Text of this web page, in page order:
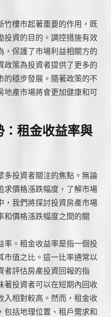
竹樓市起著重要的作用，既
投資的目的。調控措施有效
，保護了市場利益相關方的
政策為投資者提供了更多的
的穩步發展。隨著政策的不
地產市場將會更加健康和可
租金收益率與
多投資者關注的焦點。無論
求價格漲跌幅度，了解市場
，我們將探討投資房產市場
和價格漲跌幅度之間的關
率。租金收益率是指一個投
市值之比。這一比率通常以
者評估房產投資回報的指
著投資者可以在短期內回收
入相對較高。然而，租金收
包括地理位置、租戶需求和